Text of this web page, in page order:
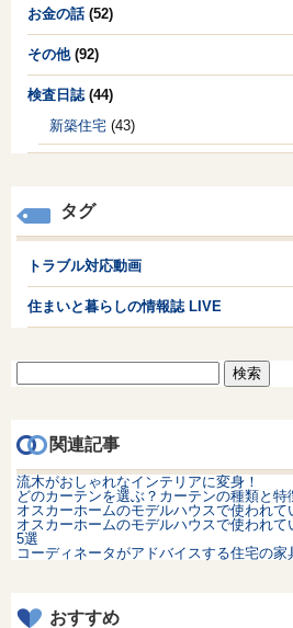
お金の話(52)
その他(92)
検査日誌 (44)
新築住宅 (43)
タグ
トラブル対応動画
住まいと暮らしの情報誌 LIVE
索:
関連記事
流木がおしゃれなインテリアに変身！
どのカーテンを選ぶ？カーテンの種類と特
オスカーホームのモデルハウスで使われ
オスカーホームのモデルハウスで使われ
5選
コーディネータがアドバイスする住宅の
おすすめ